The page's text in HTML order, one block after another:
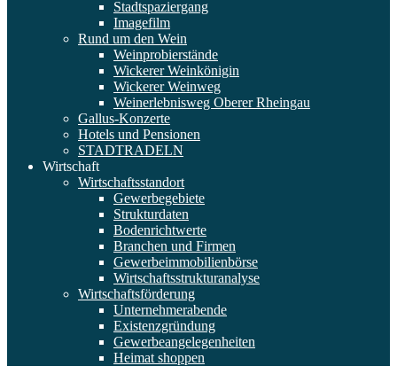
Stadtspaziergang
Imagefilm
Rund um den Wein
Weinprobierstände
Wickerer Weinkönigin
Wickerer Weinweg
Weinerlebnisweg Oberer Rheingau
Gallus-Konzerte
Hotels und Pensionen
STADTRADELN
Wirtschaft
Wirtschaftsstandort
Gewerbegebiete
Strukturdaten
Bodenrichtwerte
Branchen und Firmen
Gewerbeimmobilienbörse
Wirtschaftsstrukturanalyse
Wirtschaftsförderung
Unternehmerabende
Existenzgründung
Gewerbeangelegenheiten
Heimat shoppen